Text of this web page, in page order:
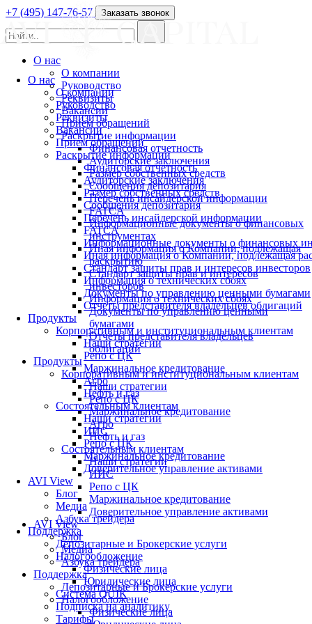
О нас
О компании
Руководство
Реквизиты
Вакансии
Прием обращений
Раскрытие информации
Финансовая отчетность
Аудиторские заключения
Размер собственных средств
Сообщения депозитария
Перечень инсайдерской информации
FATCA
Информационные документы о финансовых
Иная информация о Компании, подлежащая
Стандарт защиты прав и интересов инвесторов
Информация о технических сбоях
Документы по управлению ценными бумагами
Отчеты представителя владельцев облигаций
Продукты
Корпоративным и институциональным клиентам
Наши стратегии
Репо с ЦК
Маржинальное кредитование
Агро
Нефть и газ
Состоятельным клиентам
Наши стратегии
ИИС
Репо с ЦК
Маржинальное кредитование
Доверительное управление активами
AVI View
Блог
Медиа
Азбука трейдера
Поддержка
Депозитарные и Брокерские услуги
Налогообложение
Физические лица
Юридические лица
Система QUIK
Подписка на аналитику
Тарифы
+7 (495) 147-76-57 Заказать звонок
О нас
О компании
Руководство
Реквизиты
Вакансии
Прием обращений
Раскрытие информации
Финансовая отчетность
Аудиторские заключения
Размер собственных средств
Сообщения депозитария
Перечень инсайдерской информации
FATCA
Информационные документы о финансовых
инструментах
Иная информация о Компании, подлежащая
раскрытию
Стандарт защиты прав и интересов
инвесторов
Информация о технических сбоях
Документы по управлению ценными
бумагами
Отчеты представителя владельцев
облигаций
Продукты
Корпоративным и институциональным клиентам
Наши стратегии
Репо с ЦК
Маржинальное кредитование
Агро
Нефть и газ
Состоятельным клиентам
Наши стратегии
ИИС
Репо с ЦК
Маржинальное кредитование
Доверительное управление активами
AVI View
Блог
Медиа
Азбука трейдера
Поддержка
Депозитарные и Брокерские услуги
Налогообложение
Физические лица